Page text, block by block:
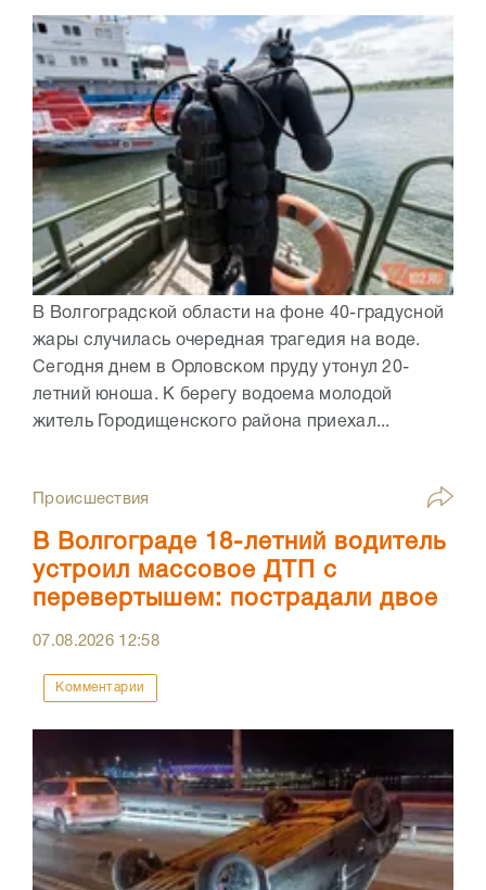
В Волгоградской области на фоне 40-градусной
жары случилась очередная трагедия на воде.
Сегодня днем в Орловском пруду утонул 20-
летний юноша. К берегу водоема молодой
житель Городищенского района приехал...
Происшествия
В Волгограде 18-летний водитель
устроил массовое ДТП с
перевертышем: пострадали двое
07.08.2026 12:58
Комментарии